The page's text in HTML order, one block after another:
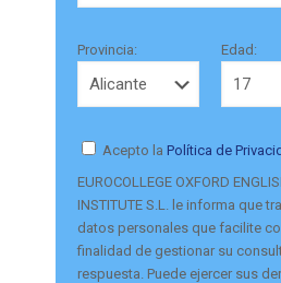
Provincia: Edad:
Acepto la Política de
EUROCOLLEGE OXFORD
INSTITUTE S.L. le informa que
datos personales que facilite
finalidad de gestionar su
respuesta. Puede ejercer sus